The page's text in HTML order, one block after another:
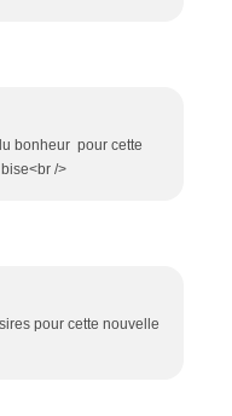
bonheur pour cette
/>
pour cette nouvelle